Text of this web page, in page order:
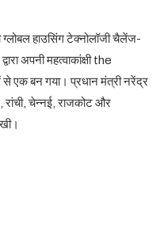
हाउसिंग टेक्नोलॉजी चैलेंज-
अपनी महत्वाकांक्षी the
से एक बन गया। प्रधान मंत्री नरेंद्र
चेन्नई, राजकोट और